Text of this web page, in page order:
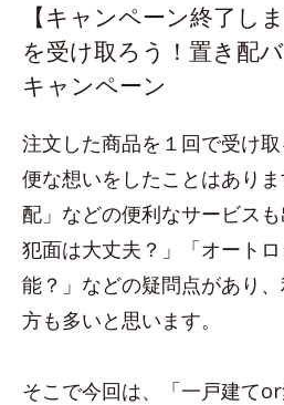
【キャンペーン終了し
を受け取ろう！置き配
キャンペーン
注文した商品を１回で受け
便な想いをしたことはあり
配」などの便利なサービス
犯面は大丈夫？」「オート
能？」などの疑問点があり
方も多いと思います。
そこで今回は、「一戸建て